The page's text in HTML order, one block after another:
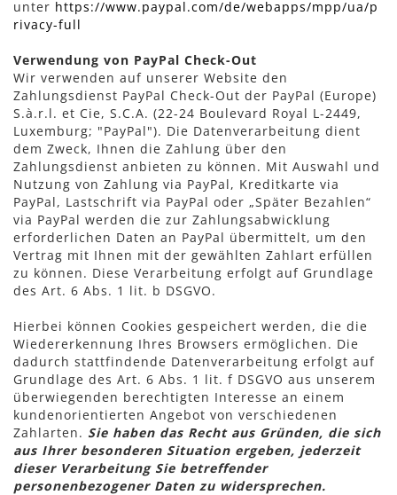
unter https://www.paypal.com/de/webapps/mpp/ua/p
rivacy-full
Verwendung von PayPal Check-Out
Wir verwenden auf unserer Website den
Zahlungsdienst PayPal Check-Out der PayPal (Europe)
S.à.r.l. et Cie, S.C.A. (22-24 Boulevard Royal L-2449,
Luxemburg; "PayPal"). Die Datenverarbeitung dient
dem Zweck, Ihnen die Zahlung über den
Zahlungsdienst anbieten zu können. Mit Auswahl und
Nutzung von Zahlung via PayPal, Kreditkarte via
PayPal, Lastschrift via PayPal oder „Später Bezahlen“
via PayPal werden die zur Zahlungsabwicklung
erforderlichen Daten an PayPal übermittelt, um den
Vertrag mit Ihnen mit der gewählten Zahlart erfüllen
zu können. Diese Verarbeitung erfolgt auf Grundlage
des Art. 6 Abs. 1 lit. b DSGVO.
Hierbei können Cookies gespeichert werden, die die
Wiedererkennung Ihres Browsers ermöglichen. Die
dadurch stattfindende Datenverarbeitung erfolgt auf
Grundlage des Art. 6 Abs. 1 lit. f DSGVO aus unserem
überwiegenden berechtigten Interesse an einem
kundenorientierten Angebot von verschiedenen
Zahlarten. Sie haben das Recht aus Gründen, die sich
aus Ihrer besonderen Situation ergeben, jederzeit
dieser Verarbeitung Sie betreffender
personenbezogener Daten zu widersprechen.